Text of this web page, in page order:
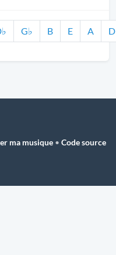
G♭ B E A D
ma musique • Code source